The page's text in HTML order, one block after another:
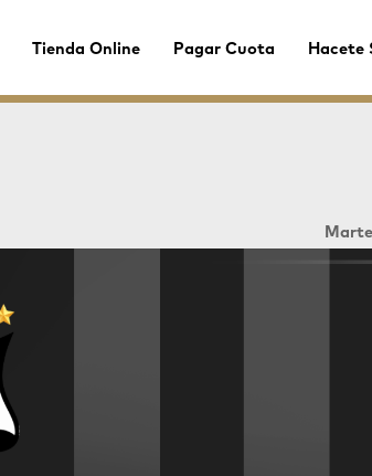
Tienda Online Pagar Cuota Hacete